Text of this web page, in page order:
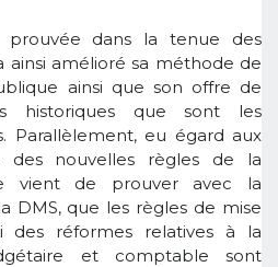
prouvée dans la tenue des
ainsi amélioré sa méthode de
ainsi que son offre de
historiques que sont les
Parallèlement, eu égard aux
des nouvelles règles de la
vient de prouver avec la
DMS, que les règles de mise
réformes relatives à la
et comptable sont